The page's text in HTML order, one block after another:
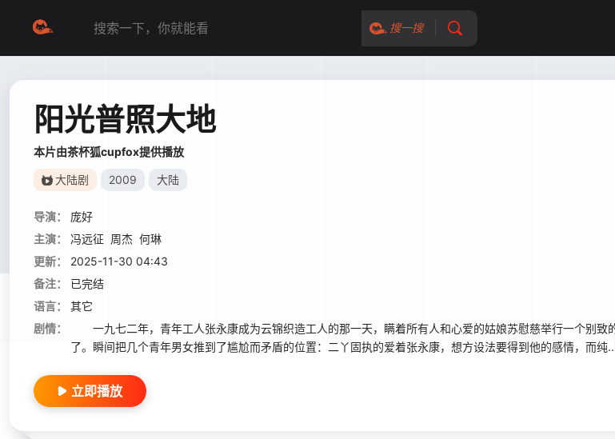
搜一搜
阳光普照大地
本片由茶杯狐cupfox提供播放
大陆剧 2009 大陆
导演：
庞好
主演：
冯远征 周杰 何琳
更新：
2025-11-30 04:43
备注：
已完结
语言：
其它
剧情：
一九七二年，青年工人张永康成为云锦织造工人的那一天，瞒着所有人和心爱的姑娘苏慰慈举行一个别致
了。瞬间把几个青年男女推到了尴尬而矛盾的位置：二丫固执的爱着张永康，想方设法要得到他的感情，而纯
立即播放